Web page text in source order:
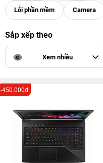
Sắp xếp theo
Xem nhiều
-450.000đ